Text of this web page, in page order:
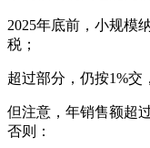
2025年底前，小规模
税；
超过部分，仍按1%交
但注意，年销售额超
否则⁠：